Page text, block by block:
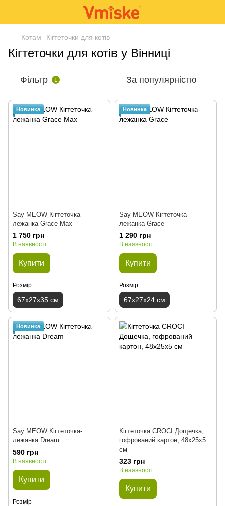
Котам Кігтеточки для котів
Кігтеточки для котів у Вінниці
Фільтр 1 За популярністю
Новинка
Say MEOW Кігтеточка-
лежанка Grace Max
1 750 грн
В наявності
Купити
Розмір
67х27х35 см
Новинка
Say MEOW Кігтеточка-
лежанка Grace
1 290 грн
В наявності
Купити
Розмір
67х27х24 см
Новинка
Say MEOW Кігтеточка-
лежанка Dream
590 грн
В наявності
Купити
Розмір
Кігтеточка CROCI Дощечка,
гофрований картон, 48х25х5
см
323 грн
В наявності
Купити